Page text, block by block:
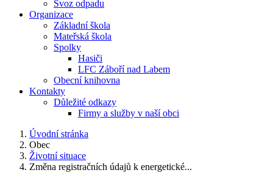
Svoz odpadu
Organizace
Základní škola
Mateřská škola
Spolky
Hasiči
LFC Záboří nad Labem
Obecní knihovna
Kontakty
Důležité odkazy
Firmy a služby v naší obci
Úvodní stránka
Obec
Životní situace
Změna registračních údajů k energetické...